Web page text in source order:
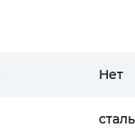
Нет
сталь